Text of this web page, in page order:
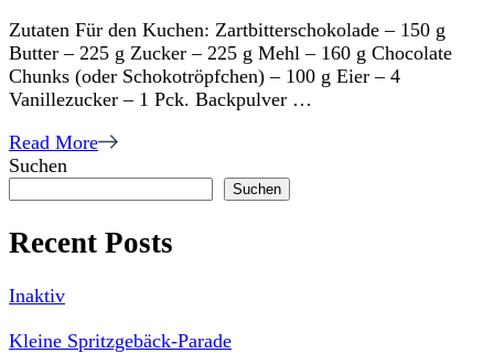
Zutaten Für den Kuchen: Zartbitterschokolade – 150 g
Butter – 225 g Zucker – 225 g Mehl – 160 g Chocolate
Chunks (oder Schokotröpfchen) – 100 g Eier – 4
Vanillezucker – 1 Pck. Backpulver …
Read More
Suchen
Suchen
Recent Posts
Inaktiv
Kleine Spritzgebäck-Parade